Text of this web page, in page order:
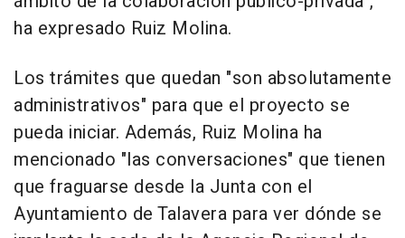
ha expresado Ruiz Molina.
Los trámites que quedan "son absolutamente
administrativos" para que el proyecto se
pueda iniciar. Además, Ruiz Molina ha
mencionado "las conversaciones" que tienen
que fraguarse desde la Junta con el
Ayuntamiento de Talavera para ver dónde se